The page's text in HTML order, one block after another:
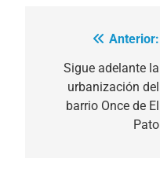
Navegación
entradas
Anterior:
Sigue adelante la
urbanización del
barrio Once de El
Pato